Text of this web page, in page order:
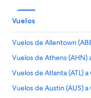
Vuelos
Vuelos de Allentown
Vuelos de Athens (AHN)
Vuelos de Atlanta (ATL)
Vuelos de Austin (AUS) a